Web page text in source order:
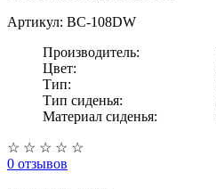
Артикул: BC-108DW
Производитель:
Цвет:
Тип:
Тип сиденья:
Материал сиденья:
☆ ☆ ☆ ☆ ☆
0 отзывов